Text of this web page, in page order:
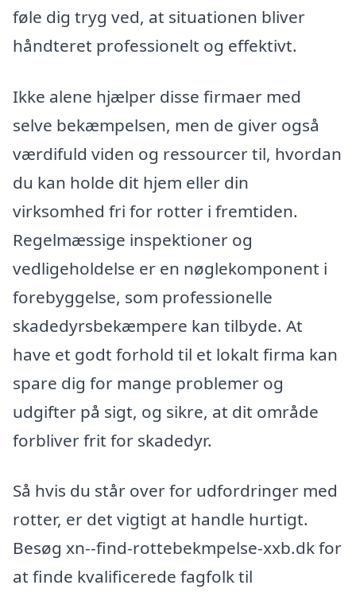
føle dig tryg ved, at situationen bliver
håndteret professionelt og effektivt.
Ikke alene hjælper disse firmaer med
selve bekæmpelsen, men de giver også
værdifuld viden og ressourcer til, hvordan
du kan holde dit hjem eller din
virksomhed fri for rotter i fremtiden.
Regelmæssige inspektioner og
vedligeholdelse er en nøglekomponent i
forebyggelse, som professionelle
skadedyrsbekæmpere kan tilbyde. At
have et godt forhold til et lokalt firma kan
spare dig for mange problemer og
udgifter på sigt, og sikre, at dit område
forbliver frit for skadedyr.
Så hvis du står over for udfordringer med
rotter, er det vigtigt at handle hurtigt.
Besøg xn--find-rottebekmpelse-xxb.dk for
at finde kvalificerede fagfolk til